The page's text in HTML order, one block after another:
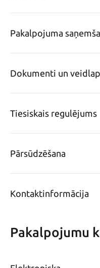
Pakalpojuma
Dokumenti un
Tiesiskais regulējums
Pārsūdzēšana
Kontaktinformācija
Pakalpojumu